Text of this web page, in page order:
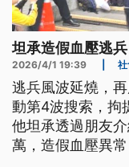
坦承造假血壓逃
2026/4/1 19:39
逃兵風波延燒，
動第4波搜索，拘
他坦承透過朋友
萬，造假血壓異